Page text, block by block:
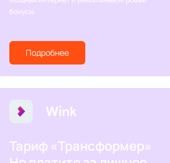
бонусы
Подробнее
Тариф «Трансформер»